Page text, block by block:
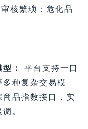
核繁琐；危化品
：
平台支持一口
种复杂交易模
品指数接口，实
。